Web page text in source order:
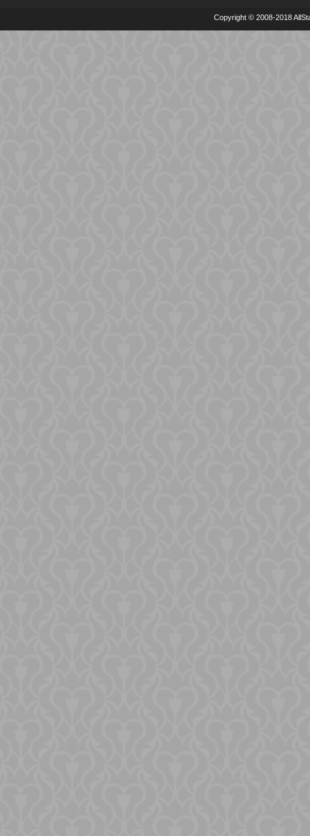
Copyright © 2008-2018